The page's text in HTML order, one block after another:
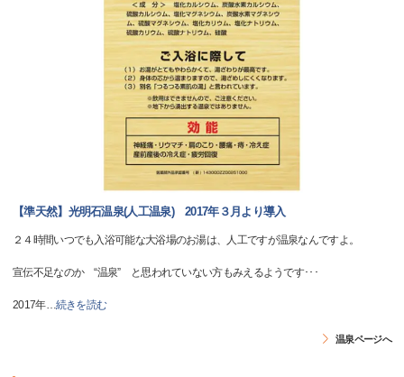
【準天然】光明石温泉(人工温泉) 2017年３月より導入
２４時間いつでも入浴可能な大浴場のお湯は、人工ですが温泉なんですよ。
宣伝不足なのか “温泉” と思われていない方もみえるようです･･･
2017年…続きを読む
温泉ページへ